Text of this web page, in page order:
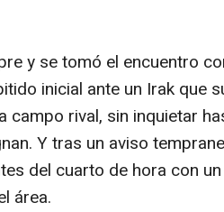
y se tomó el encuentro
inicial ante un Irak que
campo rival, sin inquietar
Y tras un aviso
del cuarto de hora con
área.